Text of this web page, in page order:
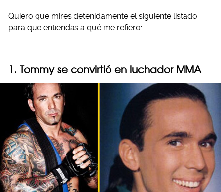
Quiero que mires detenidamente el siguiente listado
para que entiendas a qué me refiero:
1. Tommy se convirtió en luchador MMA